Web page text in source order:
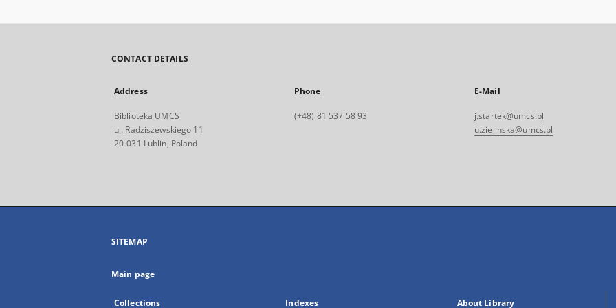
CONTACT DETAILS
Address
Biblioteka UMCS
ul. Radziszewskiego 11
20-031 Lublin, Poland
Phone
(+48) 81 537 58 93
E-Mail
j.startek@umcs.pl
u.zielinska@umcs.pl
SITEMAP
Main page
Collections Indexes About Library